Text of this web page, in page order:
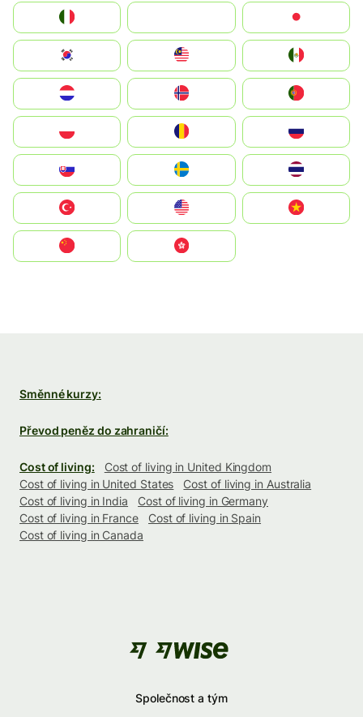
South Korea
United States
中國香港特別行政區
Směnné kurzy:
Převod peněz do zahraničí:
Cost of living:
Cost of living in United Kingdom
Cost of living in United States
Cost of living in Australia
Cost of living in India
Cost of living in Germany
Cost of living in France
Cost of living in Spain
Cost of living in Canada
Společnost a tým